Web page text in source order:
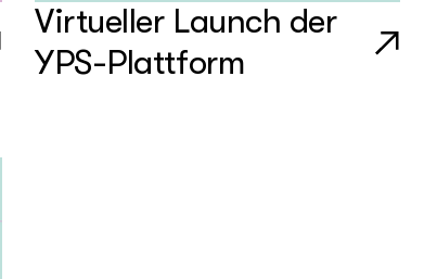
Virtueller Launch der
YPS-Plattform